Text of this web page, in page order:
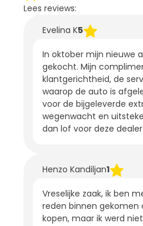
Lees reviews:
Evelina K5
In oktober mijn nieuwe
gekocht. Mijn
klantgerichtheid, de
waarop de auto is
voor de bijgeleverde
wegenwacht en
dan lof voor deze dealer.
Henzo Kandiljan1
Vreselijke zaak, ik ben
reden binnen
kopen, maar ik werd